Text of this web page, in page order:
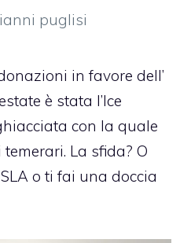
puglisi
in favore dell’
è stata l’Ice
con la quale
La sfida? O
o ti fai una doccia